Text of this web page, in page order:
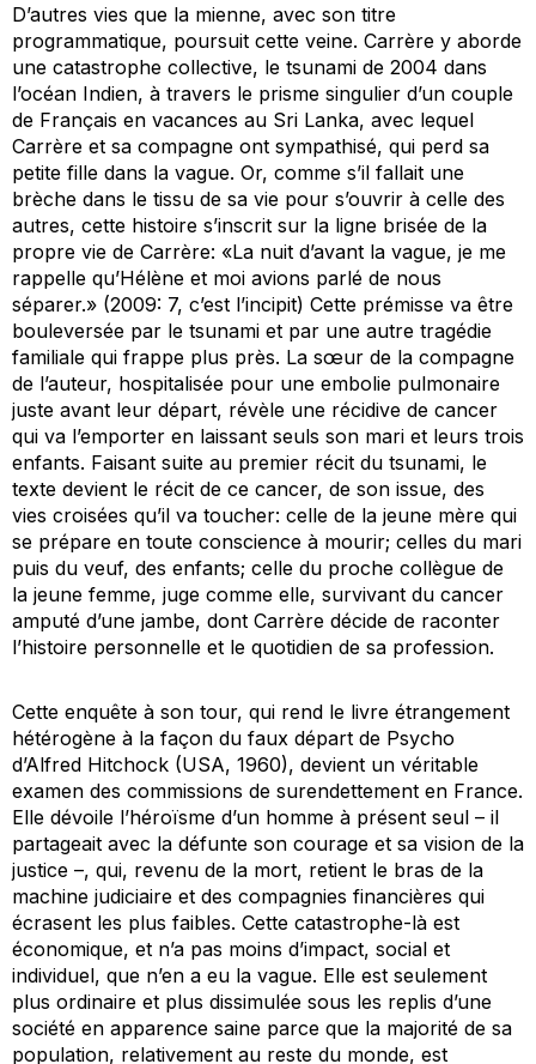
D’autres vies que la mienne, avec son titre
programmatique, poursuit cette veine. Carrère y aborde
une catastrophe collective, le tsunami de 2004 dans
l’océan Indien, à travers le prisme singulier d’un couple
de Français en vacances au Sri Lanka, avec lequel
Carrère et sa compagne ont sympathisé, qui perd sa
petite fille dans la vague. Or, comme s’il fallait une
brèche dans le tissu de sa vie pour s’ouvrir à celle des
autres, cette histoire s’inscrit sur la ligne brisée de la
propre vie de Carrère: «La nuit d’avant la vague, je me
rappelle qu’Hélène et moi avions parlé de nous
séparer.» (2009: 7, c’est l’incipit) Cette prémisse va être
bouleversée par le tsunami et par une autre tragédie
familiale qui frappe plus près. La sœur de la compagne
de l’auteur, hospitalisée pour une embolie pulmonaire
juste avant leur départ, révèle une récidive de cancer
qui va l’emporter en laissant seuls son mari et leurs trois
enfants. Faisant suite au premier récit du tsunami, le
texte devient le récit de ce cancer, de son issue, des
vies croisées qu’il va toucher: celle de la jeune mère qui
se prépare en toute conscience à mourir; celles du mari
puis du veuf, des enfants; celle du proche collègue de
la jeune femme, juge comme elle, survivant du cancer
amputé d’une jambe, dont Carrère décide de raconter
l’histoire personnelle et le quotidien de sa profession.
Cette enquête à son tour, qui rend le livre étrangement
hétérogène à la façon du faux départ de Psycho
d’Alfred Hitchock (USA, 1960), devient un véritable
examen des commissions de surendettement en France.
Elle dévoile l’héroïsme d’un homme à présent seul – il
partageait avec la défunte son courage et sa vision de la
justice –, qui, revenu de la mort, retient le bras de la
machine judiciaire et des compagnies financières qui
écrasent les plus faibles. Cette catastrophe-là est
économique, et n’a pas moins d’impact, social et
individuel, que n’en a eu la vague. Elle est seulement
plus ordinaire et plus dissimulée sous les replis d’une
société en apparence saine parce que la majorité de sa
population, relativement au reste du monde, est